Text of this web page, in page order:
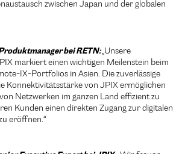
zwischen Japan und der globalen
bei RETN:„Unsere
markiert einen wichtigen Meilenstein beim
IX-Portfolios in Asien. Die zuverlässige
Konnektivitätsstärke von JPIX ermöglichen
Netzwerken im ganzen Land effizient zu
Kunden einen direkten Zugang zur digitalen
eröffnen.“